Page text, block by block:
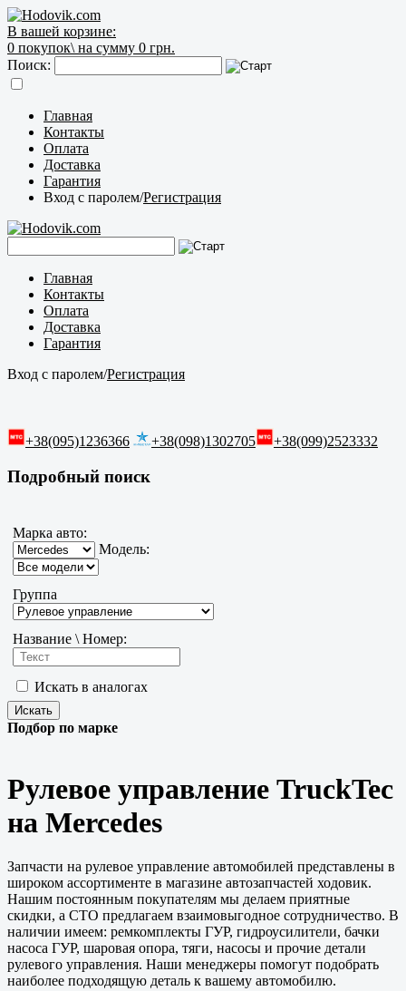
В вашей корзине:
0 покупок\ на сумму 0 грн.
Поиск:
Главная
Контакты
Оплата
Доставка
Гарантия
Вход с паролем/Регистрация
Главная
Контакты
Оплата
Доставка
Гарантия
Вход с паролем/Регистрация
+38(095)1236366 +38(098)1302705 +38(099)2523332
Подробный поиск
Марка авто:
Модель:
Группа
Название \ Номер:
Искать в аналогах
Подбор по марке
Рулевое управление TruckTec
на Mercedes
Запчасти на рулевое управление автомобилей представлены в
широком ассортименте в магазине автозапчастей ходовик.
Нашим постоянным покупателям мы делаем приятные
скидки, а СТО предлагаем взаимовыгодное сотрудничество. В
наличии имеем: ремкомплекты ГУР, гидроусилители, бачки
насоса ГУР, шаровая опора, тяги, насосы и прочие детали
рулевого управления. Наши менеджеры помогут подобрать
наиболее подходящую деталь к вашему автомобилю.